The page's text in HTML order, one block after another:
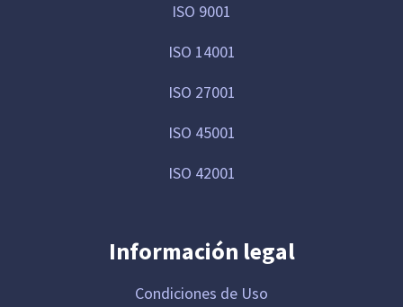
ISO 9001
ISO 14001
ISO 27001
ISO 45001
ISO 42001
Información legal
Condiciones de Uso